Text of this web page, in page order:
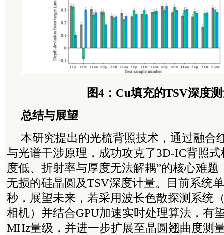
图4：Cu填充的TSV深度
总结与展望
本研究提出的光梳背照技术，通过融合
与光谱干涉原理，成功攻克了3D-IC背照
度低、折射率与厚度无法解耦”的核心难
无损的硅晶圆及TSV深度计量。目前系统
秒，展望未来，若采用波长色散探测系统
相机）并结合GPU加速实时处理算法，有
MHz量级，并进一步扩展至晶圆翘曲度测